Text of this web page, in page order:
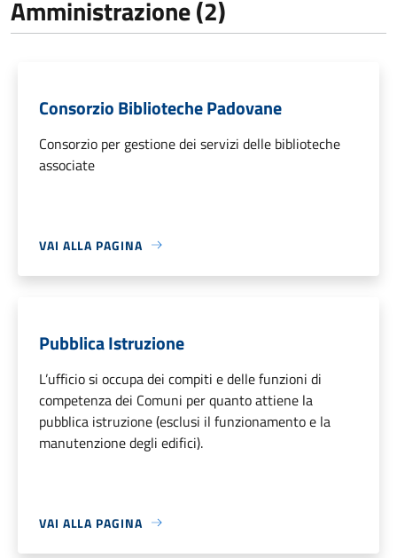
Amministrazione (2)
Consorzio Biblioteche Padovane
Consorzio per gestione dei servizi delle biblioteche
associate
VAI ALLA PAGINA
Pubblica Istruzione
L’ufficio si occupa dei compiti e delle funzioni di
competenza dei Comuni per quanto attiene la
pubblica istruzione (esclusi il funzionamento e la
manutenzione degli edifici).
VAI ALLA PAGINA